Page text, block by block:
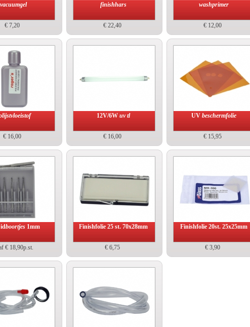
vacuumgel
€ 7,20
finishhars
€ 22,40
washprimer
€ 12,00
€ 16,00
12V/6W uv tl
€ 16,00
UV beschermfolie
€ 15,95
boortjes1mm
€ 18,90p.st.
Finishfolie 25 st. 70x28mm
€ 6,75
Finishfolie 20st. 25x25mm
€ 3,90